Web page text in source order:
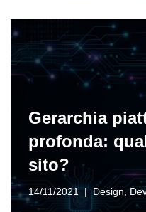
Gerarchia
profonda:
sito?
14/11/2021 Design,